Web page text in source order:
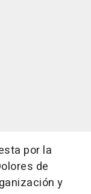
por la
de
y